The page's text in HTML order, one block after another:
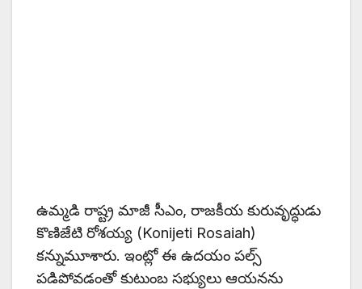
ఉమ్మడి రాష్ట్ర మాజీ సీఎం, రాజకీయ కురువృద్ధుడు
కొణిజేటి రోశయ్య (Konijeti Rosaiah)
కన్నుమూశారు. ఇంట్లో ఈ ఉదయం పల్స్‌
పడిపోవడంతో కుటుంబ సభ్యులు ఆయనను